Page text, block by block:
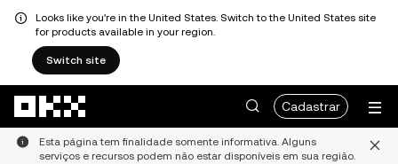
Looks like you're in the United States. Switch to the United States site
for products available in your region.
Switch site
Cadastrar
Esta página tem finalidade somente informativa. Alguns
serviços e recursos podem não estar disponíveis em sua região.